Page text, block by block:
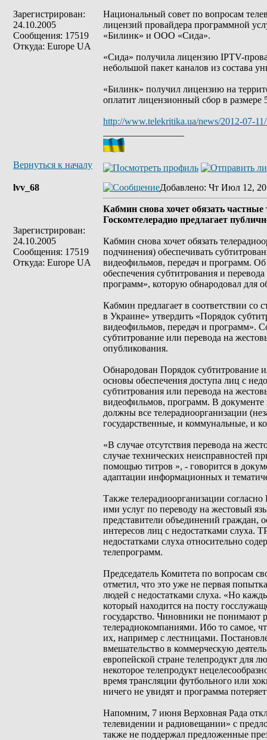
Зарегистрирован:
24.10.2005
Сообщения: 17519
Откуда: Europe UA
Национальный совет по вопросам
лицензий провайдера программной
«Билинк» и ООО «Сида».
«Сида» получила лицензию IPTV-
небольшой пакет каналов из состава
«Билинк» получил лицензию на
оплатит лицензионный сбор в
http://www.telekritika.ua/news/2012-07-
Вернуться к началу
lvv_68
Зарегистрирован:
24.10.2005
Сообщения: 17519
Откуда: Europe UA
Добавлено: Чт Июл 12,
Кабмин снова хочет обязать
Госкомтелерадио предлагает
Кабмин снова хочет обязать
подчинения) обеспечивать
видеофильмов, передач и программ. Об
обеспечения субтитрования и
программ», которую обнародовал для
Кабмин предлагает в соответствии
в Украине» утвердить «Порядок
видеофильмов, передач и программ».
субтитрование или перевода на
опубликования.
Обнародован Порядок субтитрование
основы обеспечения доступа лиц с
субтитрования или перевода на
видеофильмов, программ. В документе
должны все телерадиоорганизации
государственные, и коммунальные, и
«В случае отсутствия перевода на
случае технических неисправностей
помощью титров », - говорится в
адаптации информационных и
Также телерадиоорганизации
ими услуг по переводу на жестовый
представители объединений граждан,
интересов лиц с недостатками слуха.
недостатками слуха относительно
телепрограмм.
Председатель Комитета по вопросам
отметил, что это уже не первая
людей с недостатками слуха. «Но
который находится на посту
государство. Чиновники не
телерадиокомпаниями. Ибо то самое,
их, например с лестницами.
вмешательство в коммерческую
европейской стране телепродукт для
некоторое телепродукт
время трансляции футбольного или
ничего не увидят и программа
Напомним, 7 июня Верховная Рада
телевидении и радиовещании» с
также не поддержал предложенные